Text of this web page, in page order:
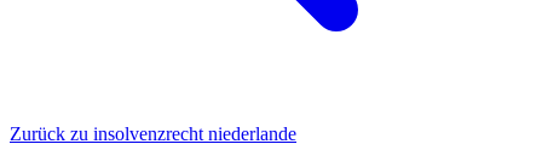
Zurück zu insolvenzrecht niederlande